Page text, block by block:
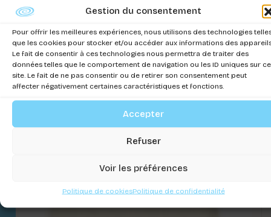
Gestion du consentement
Pour offrir les meilleures expériences, nous utilisons des technologies
que les cookies pour stocker et/ou accéder aux informations des
Le fait de consentir à ces technologies nous permettra de traiter des
données telles que le comportement de navigation ou les ID uniques sur ce
site. Le fait de ne pas consentir ou de retirer son consentement peut
affecter négativement certaines caractéristiques et fonctions.
Accepter
Refuser
Voir les préférences
Politique de cookiesPolitique de confidentialité
BLOUSON REMBOURRÉE BOHO GUY
Connectez-vous pour voir les prix